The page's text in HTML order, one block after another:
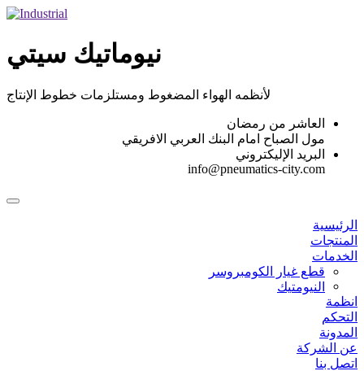
نيوماتيك سيتي
لأنظمه الهواء المضغوط ومستلزمات خطوط الإنتاج
العاشر من رمضان
مول الصباح امام البنك العربي الافريقي
البريد الإليكتروني
info@pneumatics-city.com
الرئيسية
المنتجات
الخدمات
قطع غيار الكومبروسر
النيومتيك
انظمة
التحكم
المدونة
عن الشركة
اتصل بنا